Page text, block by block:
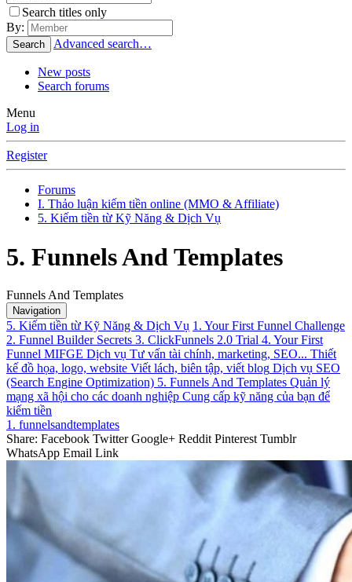
Search titles only
By:
Search Advanced search…
New posts
Search forums
Menu
Log in
Register
Forums
I. Thảo luận kiếm tiền online (MMO & Affiliate)
5. Kiếm tiền từ Kỹ Năng & Dịch Vụ
5. Funnels And Templates
Funnels And Templates
Navigation
5. Kiếm tiền từ Kỹ Năng & Dịch Vụ 1. Your First Funnel Challenge
2. Funnel Builder Secrets 3. ClickFunnels 2.0 Trial 4. Your First
Funnel MIFGE Dịch vụ Tư vấn tài chính, marketing, SEO... Thiết
kế đồ họa, logo, website Viết lách, biên tập, viết blog Dịch vụ SEO
(Search Engine Optimization) 5. Funnels And Templates Quản lý
mạng xã hội cho các doanh nghiệp Cung cấp kỹ năng của bạn để
kiếm tiền
1. funnelsandtemplates
Share: Facebook Twitter Google+ Reddit Pinterest Tumblr
WhatsApp Email Link